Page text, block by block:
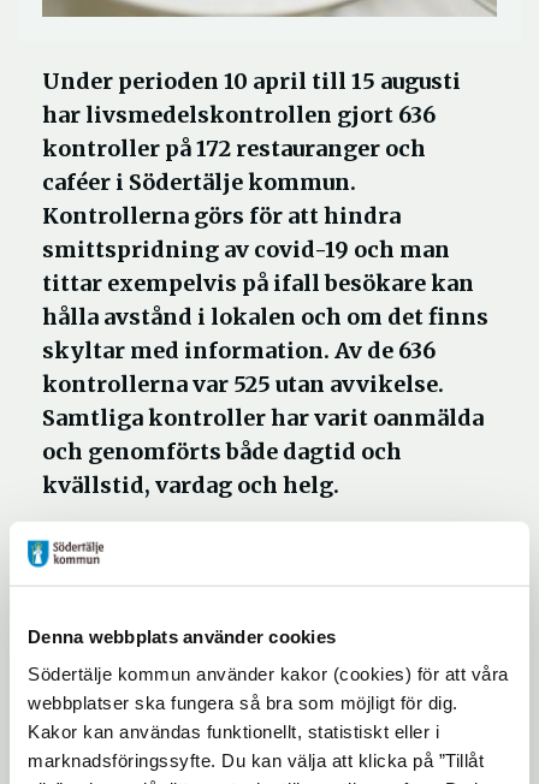
Denna webbplats använder cookies
Södertälje kommun använder kakor (cookies) för att våra
webbplatser ska fungera så bra som möjligt för dig.
Kakor kan användas funktionellt, statistiskt eller i
marknadsföringssyfte. Du kan välja att klicka på ”Tillåt
Under perioden 10 april till 15 augusti
har livsmedelskontrollen gjort 636
kontroller på 172 restauranger och
caféer i Södertälje kommun.
Kontrollerna görs för att hindra
smittspridning av covid-19 och man
tittar exempelvis på ifall besökare kan
hålla avstånd i lokalen och om det finns
skyltar med information. Av de 636
kontrollerna var 525 utan avvikelse.
Samtliga kontroller har varit oanmälda
och genomförts både dagtid och
kvällstid, vardag och helg.
En avvikelse kan till exempel vara att
bildas kö vid kassa och liknande.
Kommunens inspektörer ger råd om hur
avvikelserna kan rättas till och följer upp att
avvikelserna åtgärdats. Under perioden har
en restaurang fått stängas ett par dagar och